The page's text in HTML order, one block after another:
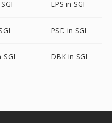
EPS in SGI
PSD in SGI
SGI DBK in SGI